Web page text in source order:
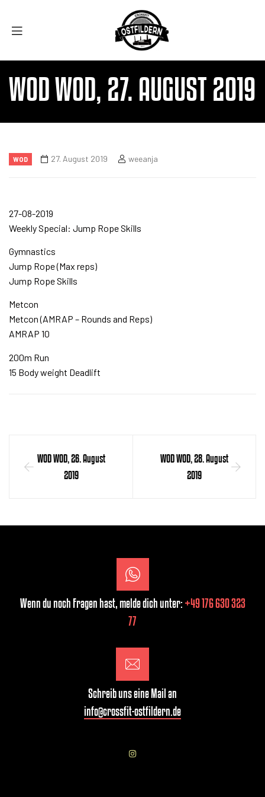
WOD WOD, 27. AUGUST 2019
WOD 27. August 2019 weeanja
27-08-2019
Weekly Special: Jump Rope Skills
Gymnastics
Jump Rope (Max reps)
Jump Rope Skills
Metcon
Metcon (AMRAP – Rounds and Reps)
AMRAP 10
200m Run
15 Body weight Deadlift
WOD WOD, 26. August
2019
WOD WOD, 28. August
2019
Wenn du noch Fragen hast, melde dich unter:+49 176 630 323
77
Schreib uns eine Mail an
info@crossfit-ostfildern.de